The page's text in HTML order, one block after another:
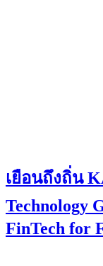
เยือนถึงถิ่น
Technology
FinTech for